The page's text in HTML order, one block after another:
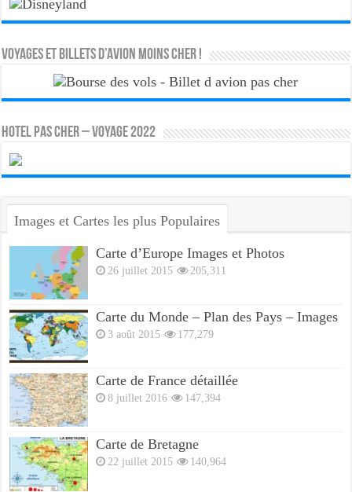
Voyages et Billets d’Avion moins cher !
HOTEL PAS CHER – VOYAGE 2022
Images et Cartes les plus Populaires
Carte d’Europe Images et Photos
26 juillet 2015 205,311
Carte du Monde – Plan des Pays – Images
3 août 2015 177,279
Carte de France détaillée
8 juillet 2016 147,394
Carte de Bretagne
22 juillet 2015 140,964